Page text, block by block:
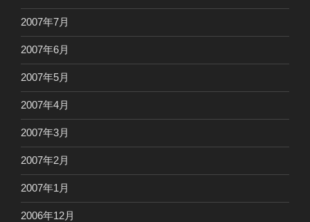
2007年7月
2007年6月
2007年5月
2007年4月
2007年3月
2007年2月
2007年1月
2006年12月